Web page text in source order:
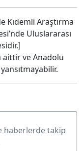
Kıdemli Araştırma
Uluslararası
aittir ve Anadolu
haberlerde takip